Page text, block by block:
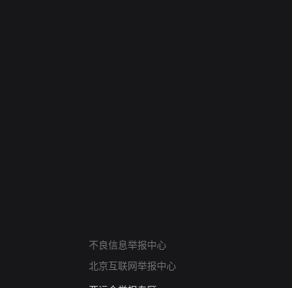
不良信息举报中心
北京互联网举报中心
算法推荐专项举报